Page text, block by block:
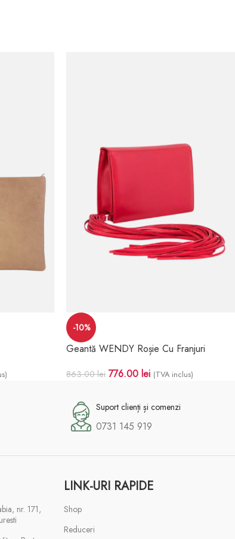
-10%
Geantă WENDY Roșie Cu Franjuri
863.00lei 776.00 lei (TVA inclus)
Suport clienți și comenzi
0731 145 919
nr. 171,
LINK-URI RAPIDE
Shop
Reduceri